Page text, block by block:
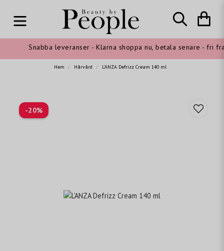
Snabba leveranser - Klarna shoppa nu, betala senare - fri
Hem Hårvård L'ANZA Defrizz Cream 140 ml
-20%